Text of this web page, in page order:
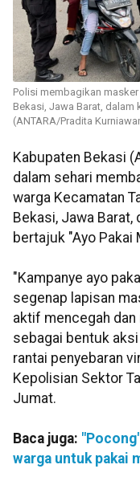
Polisi membagikan
Bekasi, Jawa Barat, dalam
(ANTARA/Pradita
Kabupaten Bekasi
dalam sehari
warga Kecamatan
Bekasi, Jawa Barat,
bertajuk "Ayo Pakai
"Kampanye ayo
segenap lapisan
aktif mencegah dan
sebagai bentuk
rantai penyebaran
Kepolisian Sektor
Jumat.
Baca juga:
warga untuk pakai